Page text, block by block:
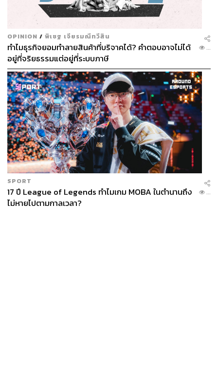
OPINION / พิเชฐ เจียรมณีทวีสิน
ทำไมธุรกิจยอมทำลายสินค้าที่บริจาคได้? คำตอบอาจไม่ได้
อยู่ที่จริยธรรมแต่อยู่ที่ระบบภาษี
...
SPORT
17 ปี League of Legends ทำไมเกม MOBA ในตำนานถึง
ไม่หายไปตามกาลเวลา?
...